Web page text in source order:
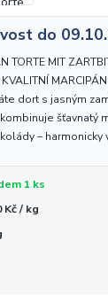
do
TORTE MIT
dort s jasným
šťavnatý
– harmonicky
1 ks
Kč / kg